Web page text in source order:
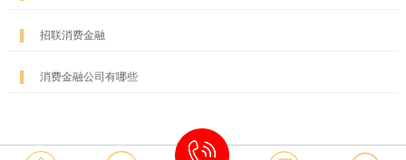
▌ 招联消费金融
▌ 消费金融公司有哪些